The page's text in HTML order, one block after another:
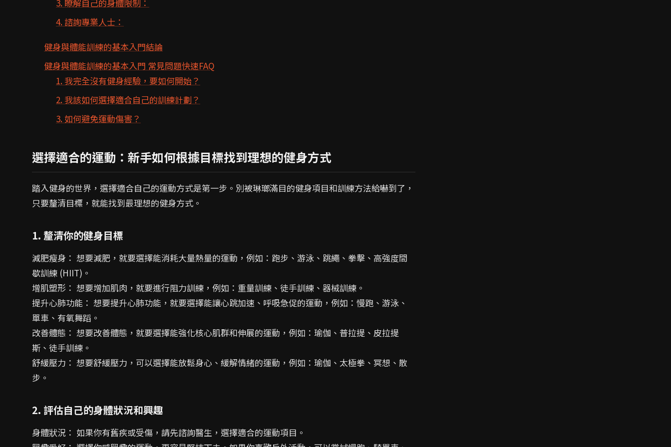
3. 瞭解自己的身體限制：
4. 諮詢專業人士：
健身與體能訓練的基本入門結論
健身與體能訓練的基本入門 常見問題快速FAQ
1. 我完全沒有健身經驗，要如何開始？
2. 我該如何選擇適合自己的訓練計劃？
3. 如何避免運動傷害？
選擇適合的運動：新手如何根據目標找到理想的健身方式
踏入健身的世界，選擇適合自己的運動方式是第一步。別被琳瑯滿目的健身項目和訓練方法給嚇到了，
只要釐清目標，就能找到最理想的健身方式。
1. 釐清你的健身目標
減肥瘦身： 想要減肥，就要選擇能消耗大量熱量的運動，例如：跑步、游泳、跳繩、拳擊、高強度間
歇訓練 (HIIT)。
增肌塑形： 想要增加肌肉，就要進行阻力訓練，例如：重量訓練、徒手訓練、器械訓練。
提升心肺功能： 想要提升心肺功能，就要選擇能讓心跳加速、呼吸急促的運動，例如：慢跑、游泳、
單車、有氧舞蹈。
改善體態： 想要改善體態，就要選擇能強化核心肌群和伸展的運動，例如：瑜伽、普拉提、皮拉提
斯、徒手訓練。
舒緩壓力： 想要舒緩壓力，可以選擇能放鬆身心、緩解情緒的運動，例如：瑜伽、太極拳、冥想、散
步。
2. 評估自己的身體狀況和興趣
身體狀況： 如果你有舊疾或受傷，請先諮詢醫生，選擇適合的運動項目。